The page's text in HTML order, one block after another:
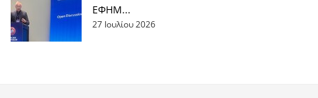
ΕΦΗΜ...
27 Ιουλίου 2026